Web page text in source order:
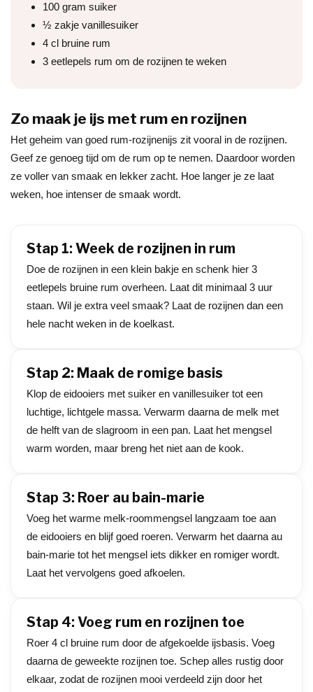
100 gram suiker
½ zakje vanillesuiker
4 cl bruine rum
3 eetlepels rum om de rozijnen te weken
Zo maak je ijs met rum en rozijnen
Het geheim van goed rum-rozijnenijs zit vooral in de rozijnen.
Geef ze genoeg tijd om de rum op te nemen. Daardoor worden
ze voller van smaak en lekker zacht. Hoe langer je ze laat
weken, hoe intenser de smaak wordt.
Stap 1: Week de rozijnen in rum
Doe de rozijnen in een klein bakje en schenk hier 3
eetlepels bruine rum overheen. Laat dit minimaal 3 uur
staan. Wil je extra veel smaak? Laat de rozijnen dan een
hele nacht weken in de koelkast.
Stap 2: Maak de romige basis
Klop de eidooiers met suiker en vanillesuiker tot een
luchtige, lichtgele massa. Verwarm daarna de melk met
de helft van de slagroom in een pan. Laat het mengsel
warm worden, maar breng het niet aan de kook.
Stap 3: Roer au bain-marie
Voeg het warme melk-roommengsel langzaam toe aan
de eidooiers en blijf goed roeren. Verwarm het daarna au
bain-marie tot het mengsel iets dikker en romiger wordt.
Laat het vervolgens goed afkoelen.
Stap 4: Voeg rum en rozijnen toe
Roer 4 cl bruine rum door de afgekoelde ijsbasis. Voeg
daarna de geweekte rozijnen toe. Schep alles rustig door
elkaar, zodat de rozijnen mooi verdeeld zijn door het